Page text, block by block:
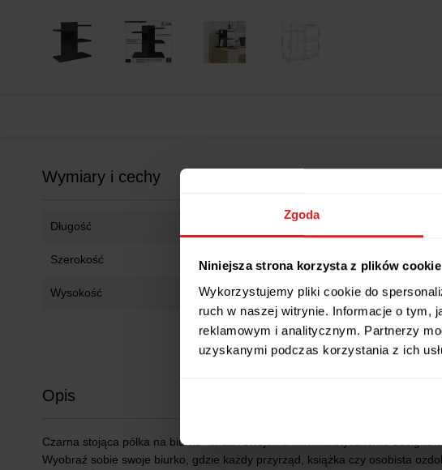
Zgoda
Niniejsza strona korzysta z plików cookie
Wykorzystujemy pliki cookie do
ruch w naszej witrynie. Informacje o tym,
reklamowym i analitycznym. Partnerzy
uzyskanymi podczas korzystania z ich
Wymiary i cechy
Długość
Szerokość 42 cm
Wysokość 42 cm
Opis
Czarna stojąca półka na biurko - Maax swojemu minimalistycznemu
Wyobraź sobie swoje biurko, gdzie każdy przyrząd, książka czy osobista